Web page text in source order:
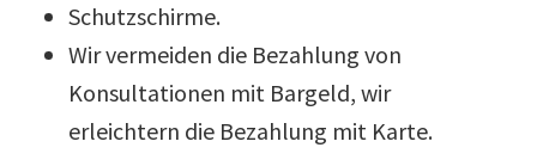
Schutzschirme.
Wir vermeiden die Bezahlung von
Konsultationen mit Bargeld, wir
erleichtern die Bezahlung mit Karte.